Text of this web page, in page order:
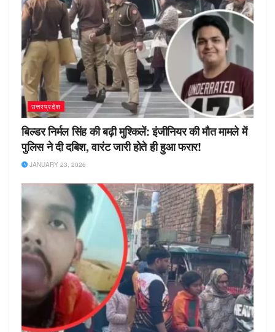
उत्तरप्रदेश
बिल्डर निर्मल सिंह की बढ़ी मुश्किलें: इंजीनियर की मौत मामले में
पुलिस ने दी दबिश, वारंट जारी होते ही हुआ फरार!
JANUARY 23, 2026